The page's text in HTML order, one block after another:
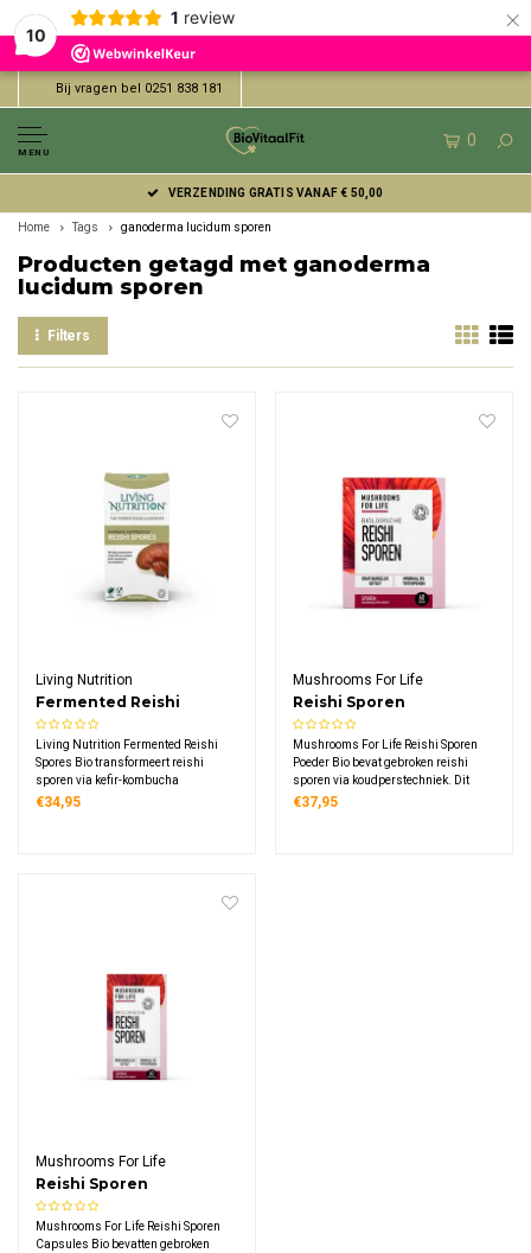
10
1 review ×
Bij vragen bel 0251 838 181
MENU
0
VERZENDING GRATIS VANAF € 50,00
Home Tags ganoderma lucidum sporen
Producten getagd met ganoderma
lucidum sporen
Filters
Living Nutrition
Fermented Reishi
Spores Bio
Living Nutrition Fermented Reishi
Spores Bio transformeert reishi
sporen via kefir-kombucha
fermentatie. Dit biologische
€34,95
Mushrooms For Life
Reishi Sporen
Paddenstoelen Poeder
Bio
Mushrooms For Life Reishi Sporen
Poeder Bio bevat gebroken reishi
sporen via koudperstechniek. Dit
biologische supplement levert 1000
€37,95
Mushrooms For Life
Reishi Sporen
Paddenstoelen
Capsules Bio
Mushrooms For Life Reishi Sporen
Capsules Bio bevatten gebroken